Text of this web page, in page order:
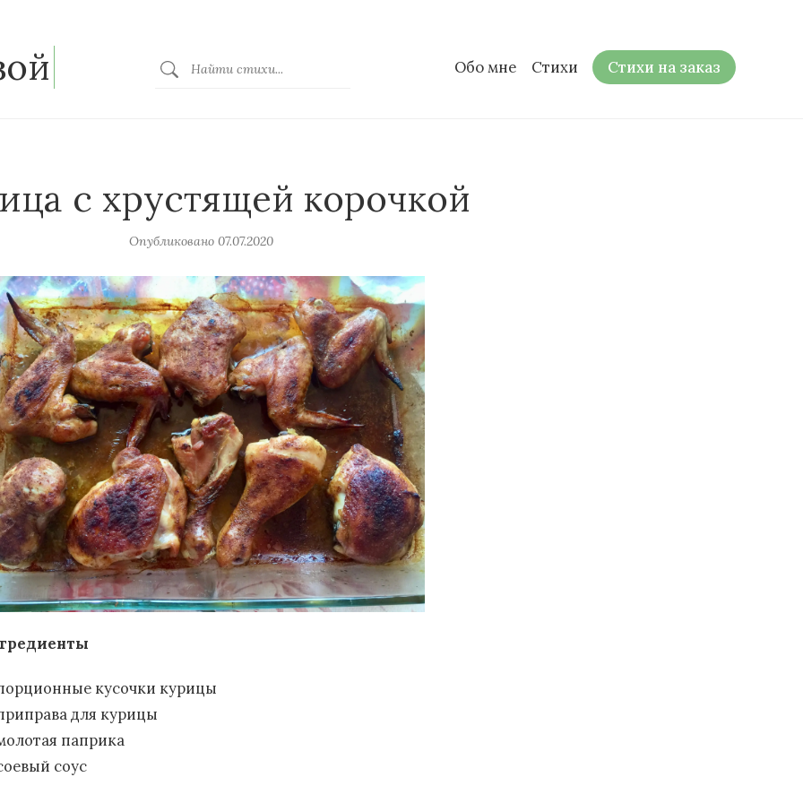
Обо мне Стихи Стихи на заказ
с хрустящей корочкой
Опубликовано 07.07.2020
кусочки курицы
для курицы
паприка
соус